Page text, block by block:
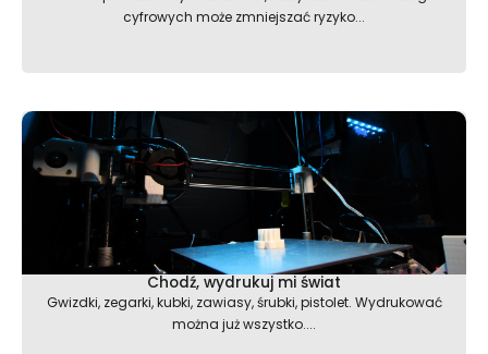
cyfrowych może zmniejszać ryzyko...
Chodź, wydrukuj mi świat
Gwizdki, zegarki, kubki, zawiasy, śrubki, pistolet. Wydrukować
można już wszystko....